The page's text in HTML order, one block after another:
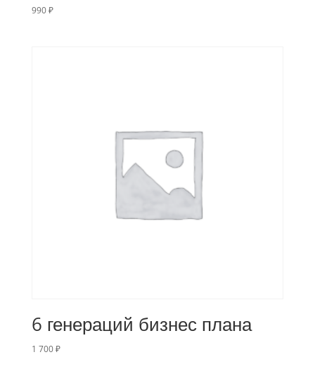
990₽
6 генераций бизнес плана
1 700₽